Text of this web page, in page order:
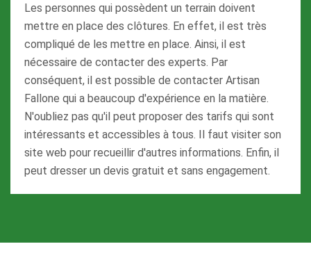
Les personnes qui possèdent un terrain doivent
mettre en place des clôtures. En effet, il est très
compliqué de les mettre en place. Ainsi, il est
nécessaire de contacter des experts. Par
conséquent, il est possible de contacter Artisan
Fallone qui a beaucoup d'expérience en la matière.
N'oubliez pas qu'il peut proposer des tarifs qui sont
intéressants et accessibles à tous. Il faut visiter son
site web pour recueillir d'autres informations. Enfin, il
peut dresser un devis gratuit et sans engagement.